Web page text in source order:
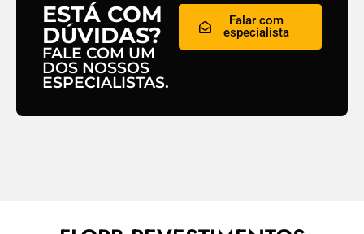
ESTÁ COM
DÚVIDAS?
FALE COM UM
DOS NOSSOS
ESPECIALISTAS.
Falar com
especialista